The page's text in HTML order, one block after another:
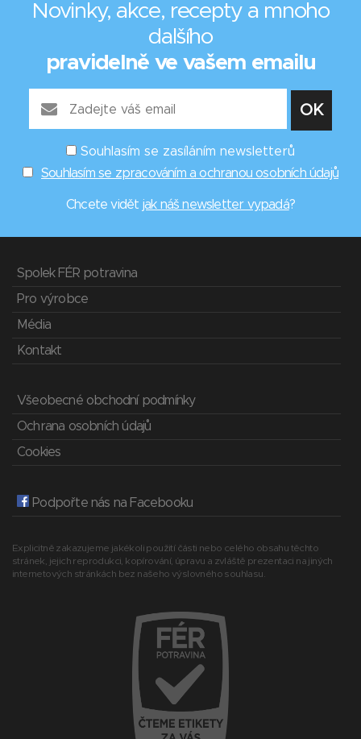
Novinky, akce, recepty a mnoho
dalšího
pravidelně ve vašem emailu
Souhlasím se zasíláním newsletterů
Souhlasím se zpracováním a ochranou osobních údajů
Chcete vidět jak náš newsletter vypadá?
Spolek FÉR potravina
Pro výrobce
Média
Kontakt
Všeobecné obchodní podmínky
Ochrana osobních údajů
Cookies
Podpořte nás na Facebooku
Explicitně zakazujeme jakékoli použití části nebo celého obsahu těchto
stránek, jejich reprodukci, kopírování, úpravu a zvláště prezentaci na jiných
internetových stránkách bez našeho výslovného souhlasu.